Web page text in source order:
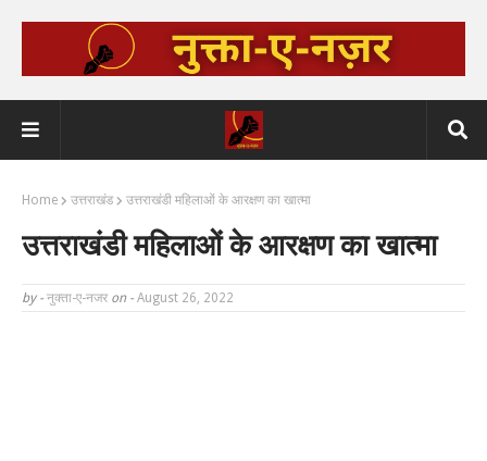
Home उत्तराखंड उत्तराखंडी महिलाओं के आरक्षण का खात्मा
उत्तराखंडी महिलाओं के आरक्षण का खात्मा
by - नुक्ता-ए-नजर on - August 26, 2022